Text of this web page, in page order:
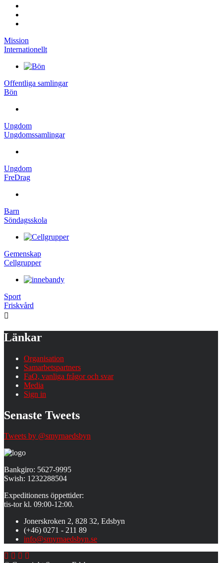
Mission
Internationellt
Offentliga samlingar
Bön
Ungdom
Ungdomssamlingar
Ungdom
FreDrag
Barn
Söndagsskola
Gemenskap
Cellgrupper
Sport
Friskvård
Länkar
Organisation
Samarbetspartners
FaQ, vanliga frågor och svar
Media
Sign in
Senaste Tweets
Tweets by @smyrnaedsbyn
Bankgiro: 5627-9995
Swish: 1232288504
Expeditionens öppettider:
tis-tor kl. 09:00-12:00.
Jonerskroken 2, 828 32, Edsbyn
(+46) 0271 - 211 89
info@smyrnaedsbyn.se